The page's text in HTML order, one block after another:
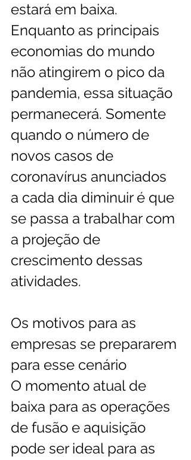
estará em baixa.
Enquanto as principais
economias do mundo
não atingirem o pico da
pandemia, essa situação
permanecerá. Somente
quando o número de
novos casos de
coronavírus anunciados
a cada dia diminuir é que
se passa a trabalhar com
a projeção de
crescimento dessas
atividades.
Os motivos para as
empresas se prepararem
para esse cenário
O momento atual de
baixa para as operações
de fusão e aquisição
pode ser ideal para as